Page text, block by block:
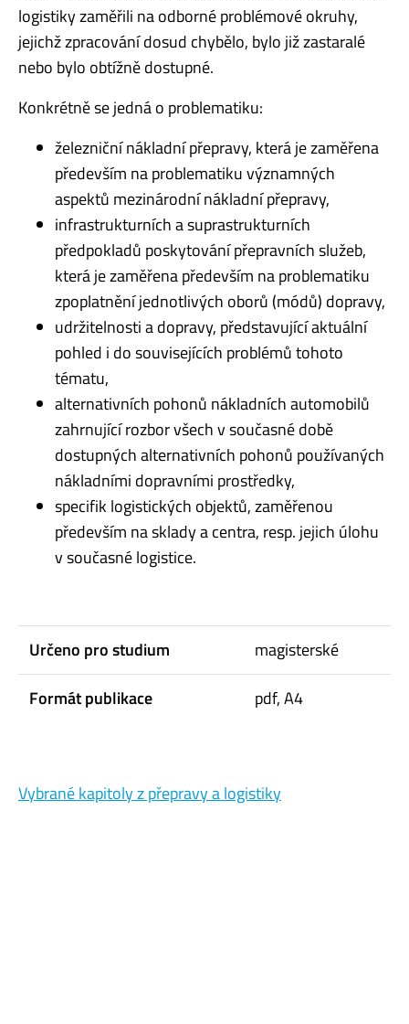
logistiky zaměřili na odborné problémové okruhy,
jejichž zpracování dosud chybělo, bylo již zastaralé
nebo bylo obtížně dostupné.
Konkrétně se jedná o problematiku:
železniční nákladní přepravy, která je zaměřena
především na problematiku významných
aspektů mezinárodní nákladní přepravy,
infrastrukturních a suprastrukturních
předpokladů poskytování přepravních služeb,
která je zaměřena především na problematiku
zpoplatnění jednotlivých oborů (módů) dopravy,
udržitelnosti a dopravy, představující aktuální
pohled i do souvisejících problémů tohoto
tématu,
alternativních pohonů nákladních automobilů
zahrnující rozbor všech v současné době
dostupných alternativních pohonů používaných
nákladními dopravními prostředky,
specifik logistických objektů, zaměřenou
především na sklady a centra, resp. jejich úlohu
v současné logistice.
Určeno pro studium
magisterské
Formát publikace
pdf, A4
Vybrané kapitoly z přepravy a logistiky